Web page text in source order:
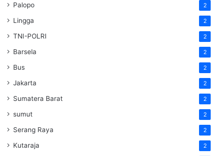
Palopo 2
Lingga 2
TNI-POLRI 2
Barsela 2
Bus 2
Jakarta 2
Sumatera Barat 2
sumut 2
Serang Raya 2
Kutaraja 2